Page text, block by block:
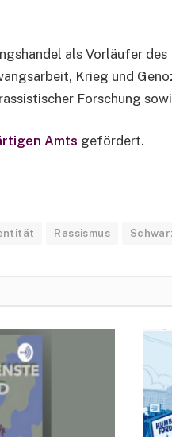
als Vorläufer
Krieg und
Forschung
Amts gefördert.
Rassismus